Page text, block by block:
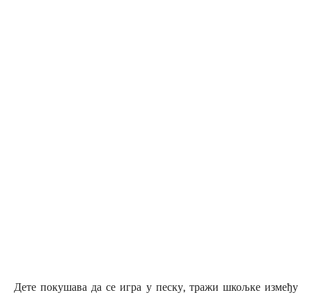
Дете покушава да се игра у песку, тражи шкољке између